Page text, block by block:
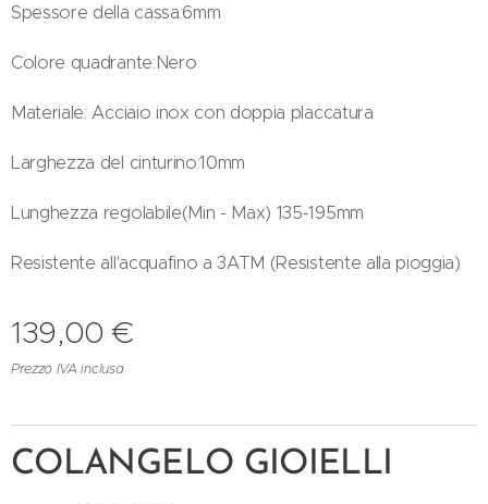
Spessore della cassa:6mm
Colore quadrante:Nero
Materiale: Acciaio inox con doppia placcatura
Larghezza del cinturino:10mm
Lunghezza regolabile(Min - Max) 135-195mm
Resistente all'acquafino a 3ATM (Resistente alla pioggia)
139,00 €
Prezzo IVA inclusa
COLANGELO GIOIELLI